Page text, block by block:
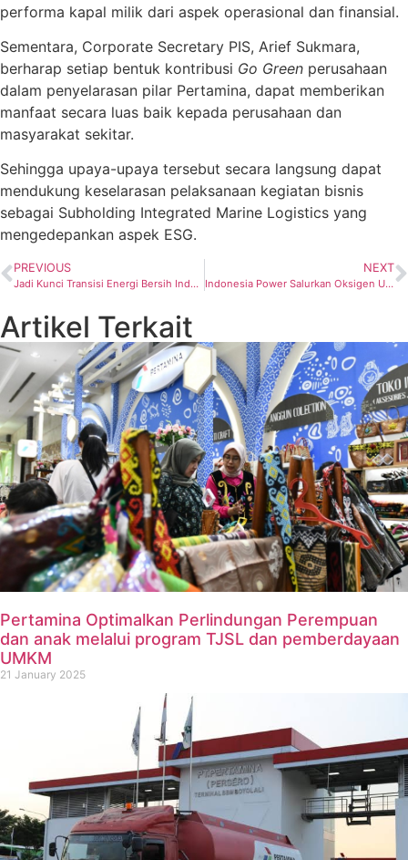
performa kapal milik dari aspek operasional dan finansial.
Sementara, Corporate Secretary PIS, Arief Sukmara,
berharap setiap bentuk kontribusi Go Green perusahaan
dalam penyelarasan pilar Pertamina, dapat memberikan
manfaat secara luas baik kepada perusahaan dan
masyarakat sekitar.
Sehingga upaya-upaya tersebut secara langsung dapat
mendukung keselarasan pelaksanaan kegiatan bisnis
sebagai Subholding Integrated Marine Logistics yang
mengedepankan aspek ESG.
PREVIOUS
Jadi Kunci Transisi Energi Bersih Indonesia, Kementerian ESDM Dukung Biorefinery Pertamina
NEXT
Indonesia Power Salurkan Oksigen Untuk RSUD dan Puskesmas di Wilayah Jakarta Utara
Artikel Terkait
Pertamina Optimalkan Perlindungan Perempuan
dan anak melalui program TJSL dan pemberdayaan
UMKM
21 January 2025